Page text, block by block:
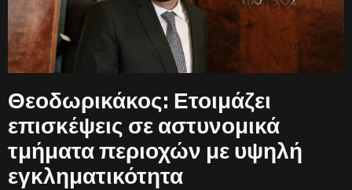
Θεοδωρικάκος: Ετοιμάζει
επισκέψεις σε αστυνομικά
τμήματα περιοχών με υψηλή
εγκληματικότητα